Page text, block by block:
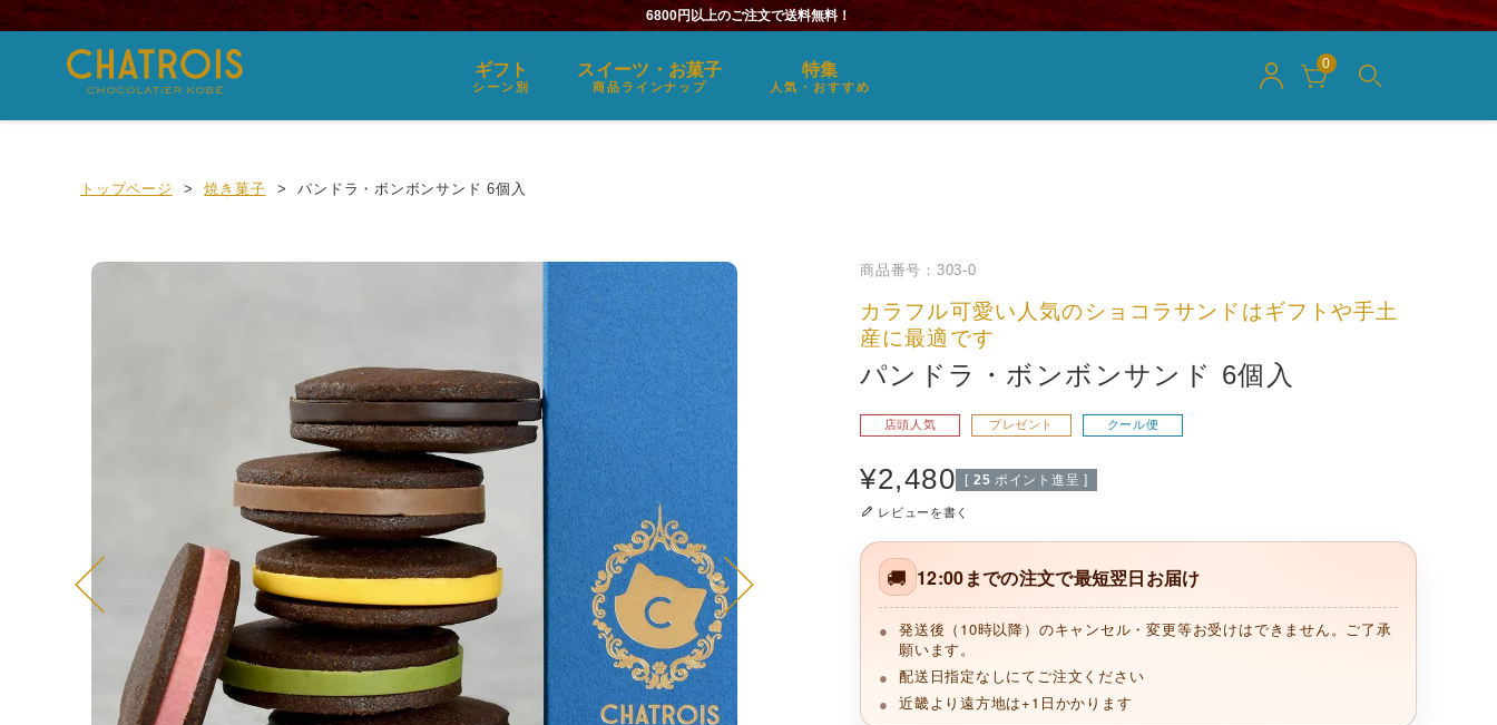
6800円以上のご注文で送料無料！
ギフト
シーン別
スイーツ・お菓子
商品ラインナップ
特集
人気・おすすめ
0
トップページ 焼き菓子 パンドラ・ボンボンサンド 6個入
商品番号 303-0
カラフル可愛い人気のショコラサンドはギフトや手土
産に最適です
パンドラ・ボンボンサンド 6個入
店頭人気 プレゼント クール便
¥2,480 [ 25 ポイント進呈 ]
レビューを書く
🚚 12:00までの注文で最短翌日お届け
発送後（10時以降）のキャンセル・変更等お受けはできません。ご了承
願います。
配送日指定なしにてご注文ください
近畿より遠方地は+1日かかります